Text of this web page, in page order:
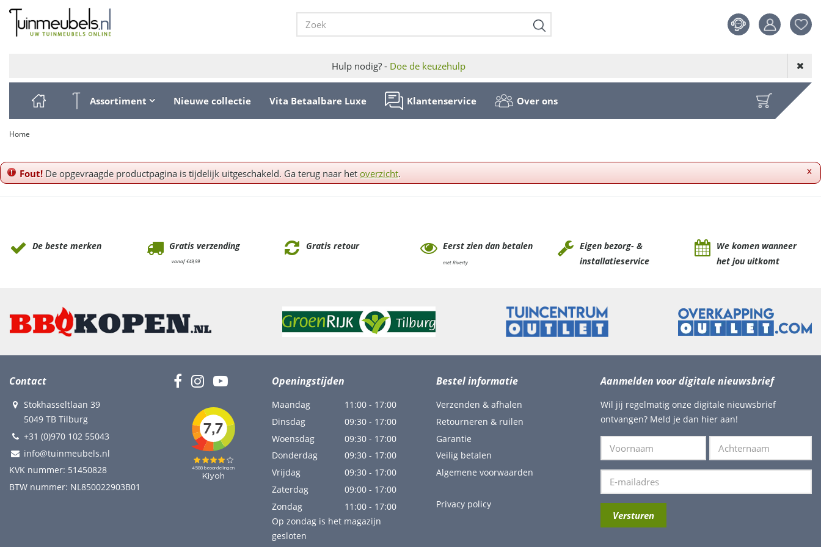
Ga
naar
content
Home
Hulp nodig? - Doe de keuzehulp
Assortiment Nieuwe collectie Vita Betaalbare Luxe Klantenservice Over ons
x
Fout! De opgevraagde productpagina is tijdelijk uitgeschakeld. Ga terug naar hetoverzicht.
De beste merken Gratis verzending
vanaf €49,99
Gratis retour Eerst zien dan betalen
met Riverty
Eigen bezorg- &
installatieservice
We komen wanneer
het jou uitkomt
Contact
Stokhasseltlaan 39
5049 TB Tilburg
+31 (0)970 102 55043
info@tuinmeubels.nl
KVK nummer: 51450828
BTW nummer: NL850022903B01
Openingstijden
Maandag
11:00 - 17:00
Dinsdag
09:30 - 17:00
Woensdag
09:30 - 17:00
Donderdag
09:30 - 17:00
Vrijdag
09:30 - 17:00
Zaterdag
09:00 - 17:00
Zondag
11:00 - 17:00
Op zondag is het magazijn
gesloten
Bestel informatie
Verzenden & afhalen
Retourneren & ruilen
Garantie
Veilig betalen
Algemene voorwaarden
Privacy policy
Aanmelden voor digitale nieuwsbrief
Wil jij regelmatig onze digitale nieuwsbrief
ontvangen? Meld je dan hier aan!